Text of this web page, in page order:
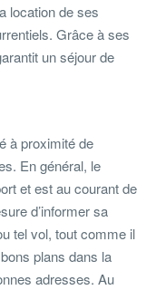
location de ses
Grâce à ses
un séjour de
à proximité de
En général, le
et est au courant de
d’informer sa
tel vol, tout comme il
plans dans la
adresses. Au